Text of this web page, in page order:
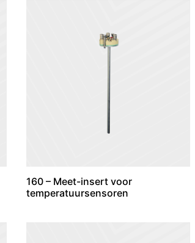
160 – Meet-insert voor
temperatuursensoren